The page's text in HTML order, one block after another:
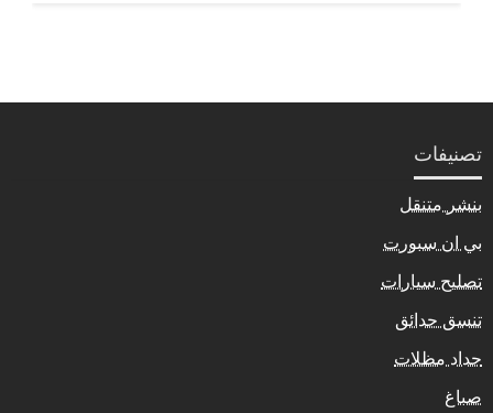
تصنيفات
بنشر متنقل
بي ان سبورت
تصليح سيارات
تنسق حدائق
حداد مظلات
صباغ